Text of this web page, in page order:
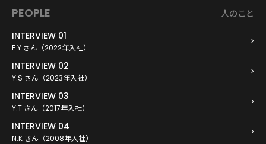
PEOPLE
人のこと
INTERVIEW 01
F.Y さん（2022年入社）
INTERVIEW 02
Y.S さん（2023年入社）
INTERVIEW 03
Y.T さん（2017年入社）
INTERVIEW 04
N.K さん（2008年入社）